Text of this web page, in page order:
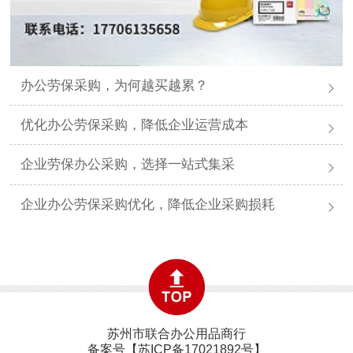
办公劳保采购，为何越买越累？
优化办公劳保采购，降低企业运营成本
企业劳保办公采购，选择一站式集采
企业办公劳保采购优化，降低企业采购损耗
苏州市联合办公用品商行
备案号【苏ICP备17021892号】